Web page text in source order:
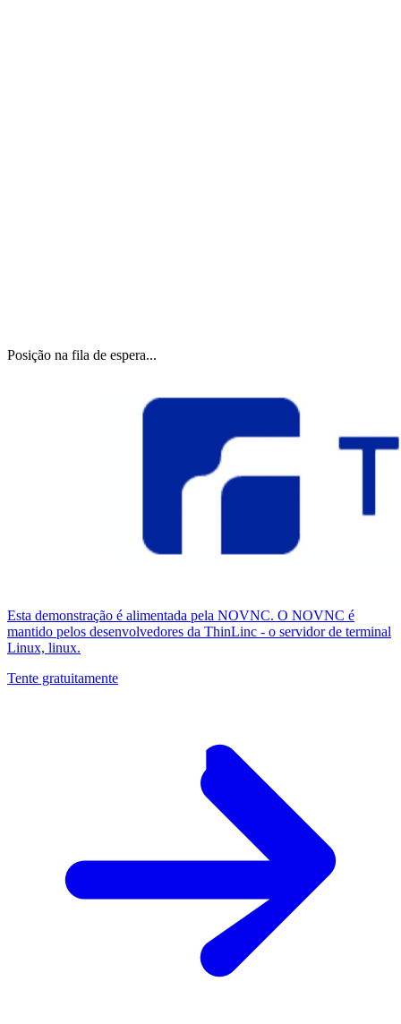
Posição na fila de espera...
Esta demonstração é alimentada pela NOVNC. O NOVNC é
mantido pelos desenvolvedores da ThinLinc - o servidor de terminal
Linux, linux.
Tente gratuitamente